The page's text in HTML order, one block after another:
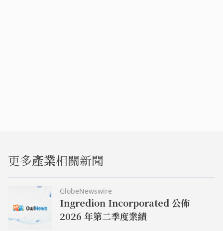
更多產業相關新聞
GlobeNewswire
Ingredion Incorporated 公佈
2026 年第二季度業績